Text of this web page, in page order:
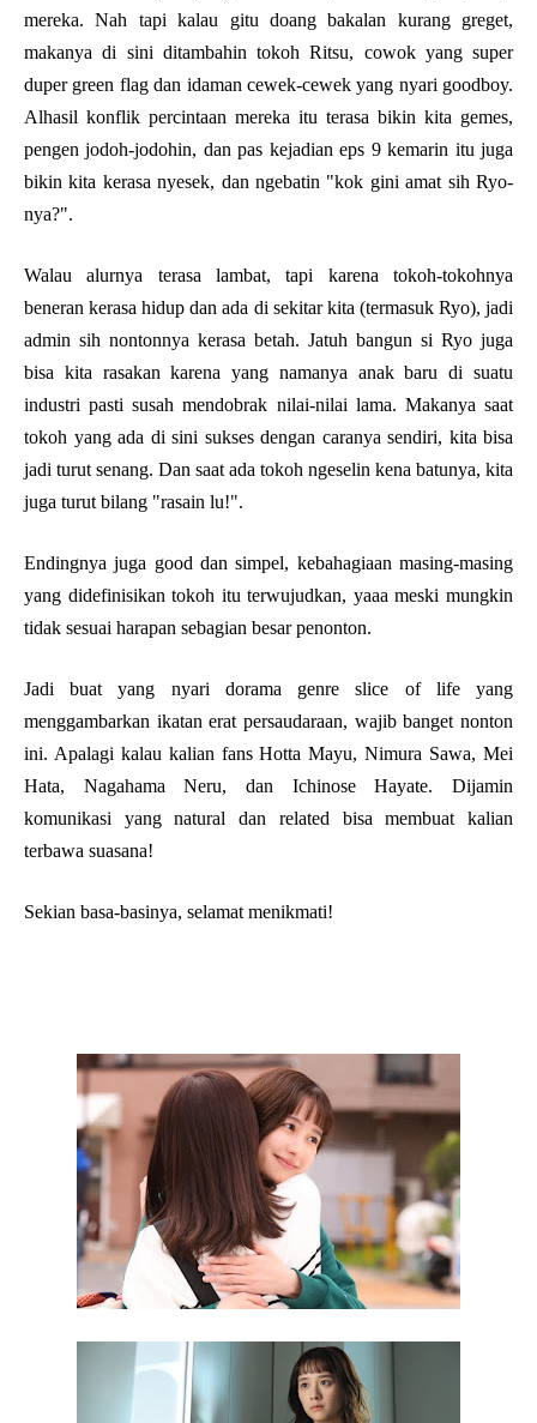
mereka. Nah tapi kalau gitu doang bakalan kurang greget,
makanya di sini ditambahin tokoh Ritsu, cowok yang super
duper green flag dan idaman cewek-cewek yang nyari goodboy.
Alhasil konflik percintaan mereka itu terasa bikin kita gemes,
pengen jodoh-jodohin, dan pas kejadian eps 9 kemarin itu juga
bikin kita kerasa nyesek, dan ngebatin "kok gini amat sih Ryo-
nya?".
Walau alurnya terasa lambat, tapi karena tokoh-tokohnya
beneran kerasa hidup dan ada di sekitar kita (termasuk Ryo), jadi
admin sih nontonnya kerasa betah. Jatuh bangun si Ryo juga
bisa kita rasakan karena yang namanya anak baru di suatu
industri pasti susah mendobrak nilai-nilai lama. Makanya saat
tokoh yang ada di sini sukses dengan caranya sendiri, kita bisa
jadi turut senang. Dan saat ada tokoh ngeselin kena batunya, kita
juga turut bilang "rasain lu!".
Endingnya juga good dan simpel, kebahagiaan masing-masing
yang didefinisikan tokoh itu terwujudkan, yaaa meski mungkin
tidak sesuai harapan sebagian besar penonton.
Jadi buat yang nyari dorama genre slice of life yang
menggambarkan ikatan erat persaudaraan, wajib banget nonton
ini. Apalagi kalau kalian fans Hotta Mayu, Nimura Sawa, Mei
Hata, Nagahama Neru, dan Ichinose Hayate. Dijamin
komunikasi yang natural dan related bisa membuat kalian
terbawa suasana!
Sekian basa-basinya, selamat menikmati!